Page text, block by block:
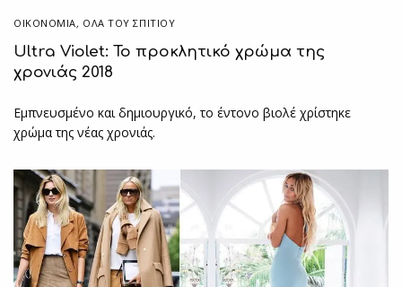
ΟΙΚΟΝΟΜΙΑ, ΌΛΑ ΤΟΥ ΣΠΙΤΙΟΥ
Ultra Violet: Το προκλητικό χρώμα της
χρονιάς 2018
Εμπνευσμένο και δημιουργικό, το έντονο βιολέ χρίστηκε
χρώμα της νέας χρονιάς.